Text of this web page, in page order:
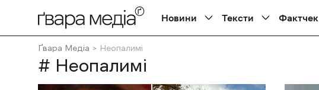
Новини Тексти Фактчек
Ґвара Медіа Неопалимі
# Неопалимі